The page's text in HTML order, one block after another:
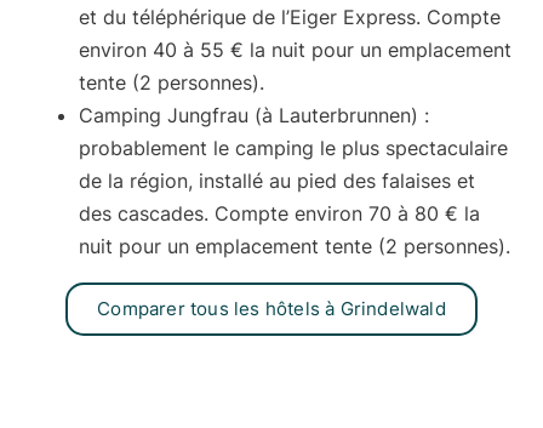
et du téléphérique de l’Eiger Express. Compte
environ 40 à 55 € la nuit pour un emplacement
tente (2 personnes).
Camping Jungfrau (à Lauterbrunnen) :
probablement le camping le plus spectaculaire
de la région, installé au pied des falaises et
des cascades. Compte environ 70 à 80 € la
nuit pour un emplacement tente (2 personnes).
Comparer tous les hôtels à Grindelwald